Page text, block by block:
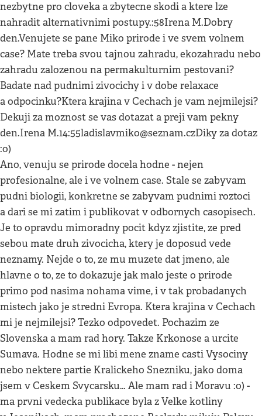
nezbytne pro cloveka a zbytecne skodi a ktere lze
nahradit alternativnimi postupy.:58Irena M.Dobry
den.Venujete se pane Miko prirode i ve svem volnem
case? Mate treba svou tajnou zahradu, ekozahradu nebo
zahradu zalozenou na permakulturnim pestovani?
Badate nad pudnimi zivocichy i v dobe relaxace
a odpocinku?Ktera krajina v Cechach je vam nejmilejsi?
Dekuji za moznost se vas dotazat a preji vam pekny
den.Irena M.14:55ladislavmiko@seznam.czDikyza dotaz
:o)
Ano, venuju se prirode docela hodne - nejen
profesionalne, ale i ve volnem case. Stale se zabyvam
pudni biologii, konkretne se zabyvam pudnimi roztoci
a dari se mi zatim i publikovat v odbornych casopisech.
Je to opravdu mimoradny pocit kdyz zjistite, ze pred
sebou mate druh zivocicha, ktery je doposud vede
neznamy. Nejde o to, ze mu muzete dat jmeno, ale
hlavne o to, ze to dokazuje jak malo jeste o prirode
primo pod nasima nohama vime, i v tak probadanych
mistech jako je stredni Evropa. Ktera krajina v Cechach
mi je nejmilejsi? Tezko odpovedet. Pochazim ze
Slovenska a mam rad hory. Takze Krkonose a urcite
Sumava. Hodne se mi libi mene zname casti Vysociny
nebo nektere partie Kralickeho Snezniku, jako doma
jsem v Ceskem Svycarsku… Ale mam rad i Moravu :o) -
ma prvni vedecka publikace byla z Velke kotliny